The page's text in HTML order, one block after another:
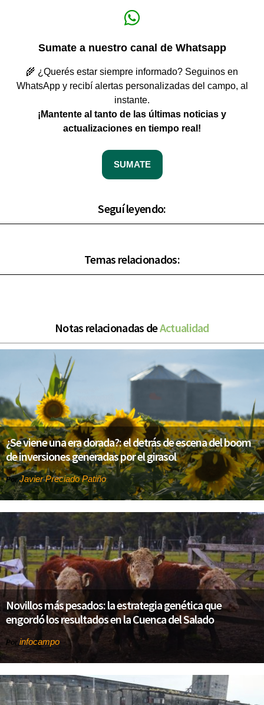
Sumate a nuestro canal de Whatsapp
🌾 ¿Querés estar siempre informado? Seguinos en
WhatsApp y recibí alertas personalizadas del campo, al
instante.
¡Mantente al tanto de las últimas noticias y
actualizaciones en tiempo real!
SUMATE
Seguí leyendo:
Temas relacionados:
Notas relacionadas deActualidad
¿Se viene una era dorada?: el detrás de escena del boom
de inversiones generadas por el girasol
PorJavier Preciado Patiño
Novillos más pesados: la estrategia genética que
engordó los resultados en la Cuenca del Salado
Por infocampo